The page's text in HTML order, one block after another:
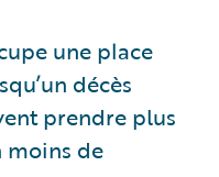
une place
décès
prendre plus
moins de